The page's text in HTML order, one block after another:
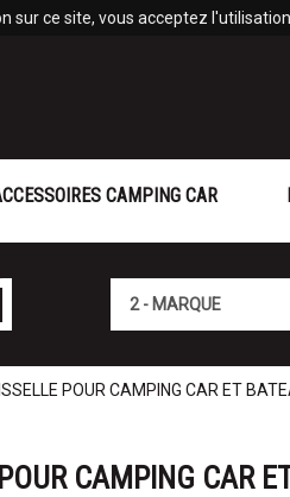
sur ce site, vous acceptez
CAMPING CAR
POUR CAMPING CAR ET
CAMPING CAR